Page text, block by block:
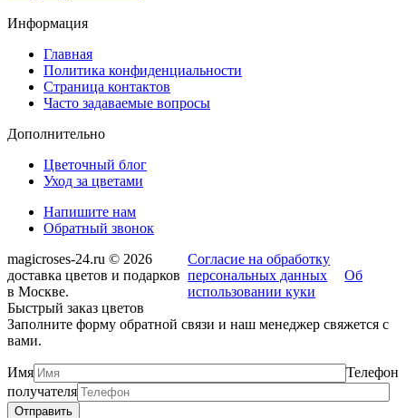
Информация
Главная
Политика конфиденциальности
Страница контактов
Часто задаваемые вопросы
Дополнительно
Цветочный блог
Уход за цветами
Напишите нам
Обратный звонок
magicroses-24.ru © 2026
доставка цветов и подарков
в Москве.
Согласие на обработку
персональных данных
Об
использовании куки
Быстрый заказ цветов
Заполните форму обратной связи и наш менеджер свяжется с
вами.
Имя
Телефон
получателя